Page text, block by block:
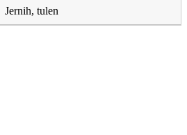
Jernih, tulen